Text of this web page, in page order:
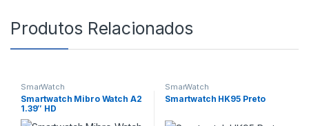
Produtos Relacionados
SmarWatch
Smartwatch Mibro Watch A2
1.39″ HD
SmarWatch
Smartwatch HK95 Preto